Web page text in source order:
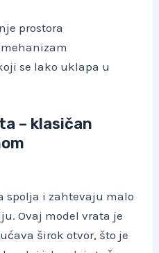
prostora
se lako uklapa u
– klasičan
spolja i zahtevaju malo
Ovaj model vrata je
širok otvor, što je